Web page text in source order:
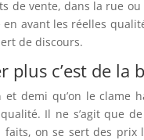
de vente, dans la rue
avant les réelles
de discours.
plus c’est de la
et demi qu’on le
Il ne s’agit que
faits, on se sert des prix